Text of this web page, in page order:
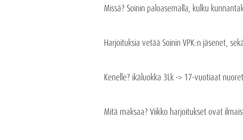
Missä? Soinin paloasemalla, kulku
Harjoituksia vetää Soinin VPK:n jäsenet,
Kenelle? ikäluokka 3Lk -> 17-vuotiaat
Mitä maksaa? Viikko harjoitukset ovat